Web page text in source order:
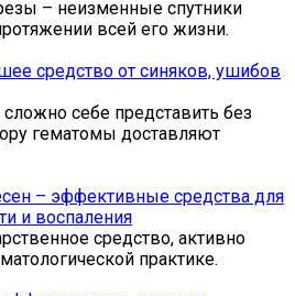
– неизменные спутники
всей его жизни.
средство от синяков, ушибов
себе представить без
гематомы доставляют
– эффективные средства для
и воспаления
средство, активно
практике.